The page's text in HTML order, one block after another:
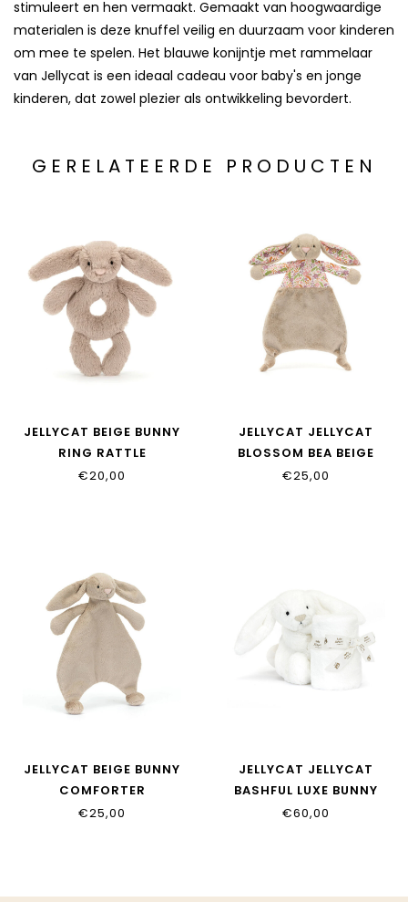
stimuleert en hen vermaakt. Gemaakt van hoogwaardige
materialen is deze knuffel veilig en duurzaam voor kinderen
om mee te spelen. Het blauwe konijntje met rammelaar
van Jellycat is een ideaal cadeau voor baby's en jonge
kinderen, dat zowel plezier als ontwikkeling bevordert.
GERELATEERDE PRODUCTEN
JELLYCAT BEIGE BUNNY
RING RATTLE
€20,00
JELLYCAT JELLYCAT
BLOSSOM BEA BEIGE
BUNNY COMFORTER
€25,00
JELLYCAT BEIGE BUNNY
COMFORTER
€25,00
JELLYCAT JELLYCAT
BASHFUL LUXE BUNNY
LUNA SOOTHER
€60,00